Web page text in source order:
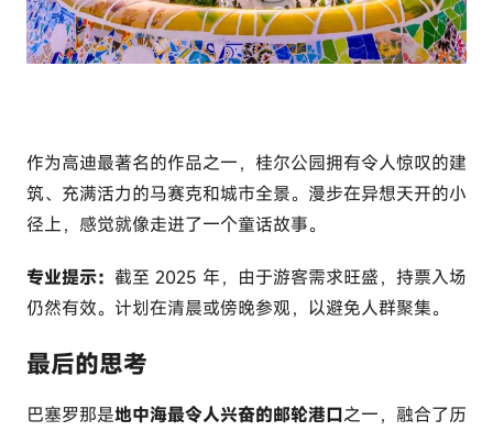
作为高迪最著名的作品之一，桂尔公园拥有令人惊叹的建
筑、充满活力的马赛克和城市全景。漫步在异想天开的小
径上，感觉就像走进了一个童话故事。
专业提示： 截至 2025 年，由于游客需求旺盛，持票入场
仍然有效。计划在清晨或傍晚参观，以避免人群聚集。
最后的思考
巴塞罗那是地中海最令人兴奋的邮轮港口之一，融合了历